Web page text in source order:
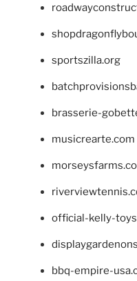
sportszilla.org
brasserie-
musicrearte.com
official-kelly-
bbq-empire-